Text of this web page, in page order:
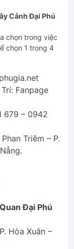
Cảnh Đại Phú
chọn trong việc
chọn 1 trong 4
Fanpage
679 – 0942
Triêm – P.
Đại Phú
Hòa Xuân –